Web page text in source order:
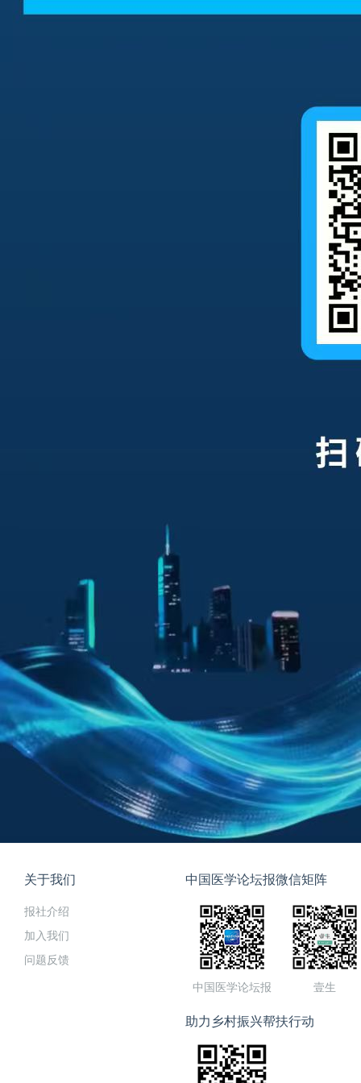
关于我们
报社介绍
加入我们
问题反馈
中国医学论坛报微信矩阵
中国医学论坛报 壹生
助力乡村振兴帮扶行动